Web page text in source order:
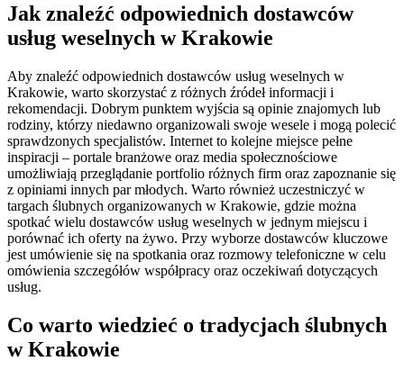
Jak znaleźć odpowiednich dostawców
usług weselnych w Krakowie
Aby znaleźć odpowiednich dostawców usług weselnych w
Krakowie, warto skorzystać z różnych źródeł informacji i
rekomendacji. Dobrym punktem wyjścia są opinie znajomych lub
rodziny, którzy niedawno organizowali swoje wesele i mogą polecić
sprawdzonych specjalistów. Internet to kolejne miejsce pełne
inspiracji – portale branżowe oraz media społecznościowe
umożliwiają przeglądanie portfolio różnych firm oraz zapoznanie się
z opiniami innych par młodych. Warto również uczestniczyć w
targach ślubnych organizowanych w Krakowie, gdzie można
spotkać wielu dostawców usług weselnych w jednym miejscu i
porównać ich oferty na żywo. Przy wyborze dostawców kluczowe
jest umówienie się na spotkania oraz rozmowy telefoniczne w celu
omówienia szczegółów współpracy oraz oczekiwań dotyczących
usług.
Co warto wiedzieć o tradycjach ślubnych
w Krakowie